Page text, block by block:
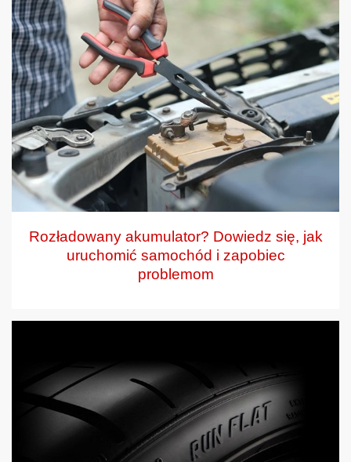
Rozładowany akumulator? Dowiedz się, jak
uruchomić samochód i zapobiec
problemom